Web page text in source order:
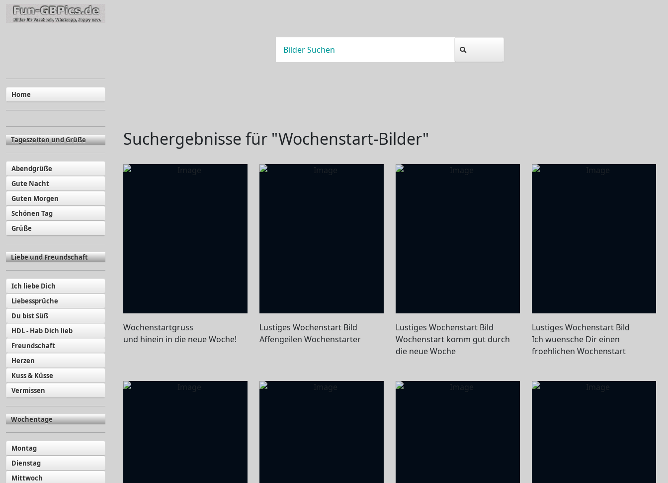
Home
Tageszeiten und Grüße
Abendgrüße
Gute Nacht
Guten Morgen
Schönen Tag
Grüße
Liebe und Freundschaft
Ich liebe Dich
Liebessprüche
Du bist Süß
HDL - Hab Dich lieb
Freundschaft
Herzen
Kuss & Küsse
Vermissen
Wochentage
Montag
Dienstag
Mittwoch
Suchergebnisse für "Wochenstart-Bilder"
Wochenstartgruss
und hinein in die neue Woche!
Lustiges Wochenstart Bild
Affengeilen Wochenstarter
Lustiges Wochenstart Bild
Wochenstart komm gut durch
die neue Woche
Lustiges Wochenstart Bild
Ich wuensche Dir einen
froehlichen Wochenstart